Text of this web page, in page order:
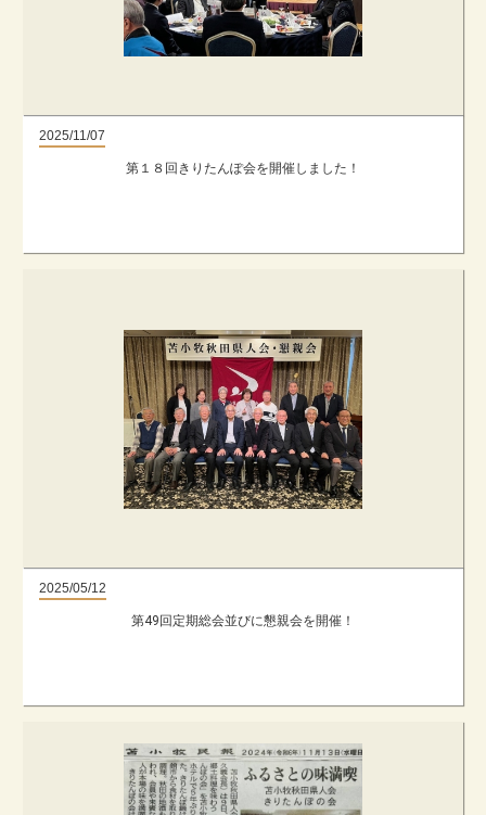
2025/11/07
第１８回きりたんぽ会を開催しました！
2025/05/12
第49回定期総会並びに懇親会を開催！